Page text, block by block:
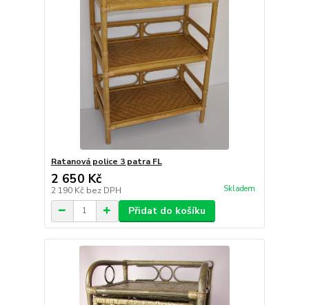
Ratanová police 3 patra FL
2 650 Kč
2 190 Kč bez DPH Skladem
Přidat do košíku